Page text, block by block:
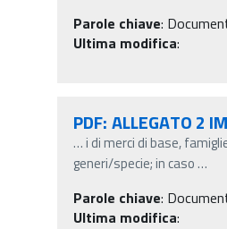
Parole chiave:
Ultima modifica:
PDF: ALLEGATO 2
…i di merci di base,
generi/specie; in caso…
Parole chiave:
Ultima modifica: